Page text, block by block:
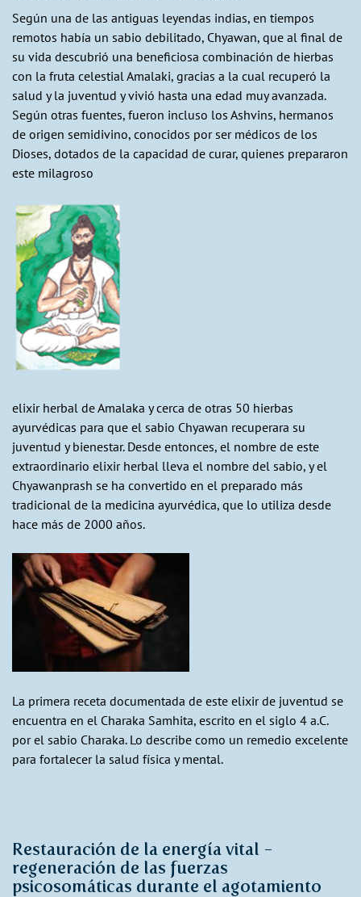
Según una de las antiguas leyendas indias, en tiempos
remotos había un sabio debilitado, Chyawan, que al final de
su vida descubrió una beneficiosa combinación de hierbas
con la fruta celestial Amalaki, gracias a la cual recuperó la
salud y la juventud y vivió hasta una edad muy avanzada.
Según otras fuentes, fueron incluso los Ashvins, hermanos
de origen semidivino, conocidos por ser médicos de los
Dioses, dotados de la capacidad de curar, quienes prepararon
este milagroso
elixir herbal de Amalaka y cerca de otras 50 hierbas
ayurvédicas para que el sabio Chyawan recuperara su
juventud y bienestar. Desde entonces, el nombre de este
extraordinario elixir herbal lleva el nombre del sabio, y el
Chyawanprash se ha convertido en el preparado más
tradicional de la medicina ayurvédica, que lo utiliza desde
hace más de 2000 años.
La primera receta documentada de este elixir de juventud se
encuentra en el Charaka Samhita, escrito en el siglo 4 a.C.
por el sabio Charaka. Lo describe como un remedio excelente
para fortalecer la salud física y mental.
Restauración de la energía vital -
regeneración de las fuerzas
psicosomáticas durante el agotamiento